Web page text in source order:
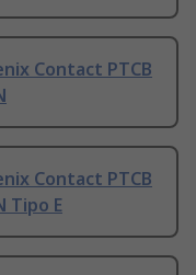
Contact PTCB
Contact PTCB
Tipo E